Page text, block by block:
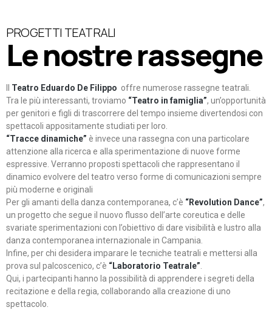
PROGETTI TEATRALI
Le nostre rassegne
Teatro Eduardo De Filippo offre numerose rassegne teatrali.
Tra le più interessanti, troviamo “Teatro in famiglia”, un’opportunità
per genitori e figli di trascorrere del tempo insieme divertendosi con
spettacoli appositamente studiati per loro.
“Tracce dinamiche” è invece una rassegna con una particolare
attenzione alla ricerca e alla sperimentazione di nuove forme
espressive. Verranno proposti spettacoli che rappresentano il
dinamico evolvere del teatro verso forme di comunicazioni sempre
più moderne e originali
Per gli amanti della danza contemporanea, c’è “Revolution Dance”,
un progetto che segue il nuovo flusso dell’arte coreutica e delle
svariate sperimentazioni con l’obiettivo di dare visibilità e lustro alla
danza contemporanea internazionale in Campania.
Infine, per chi desidera imparare le tecniche teatrali e mettersi alla
prova sul palcoscenico, c’è “Laboratorio Teatrale”
Qui, i partecipanti hanno la possibilità di apprendere i segreti della
recitazione e della regia, collaborando alla creazione di uno
spettacolo.